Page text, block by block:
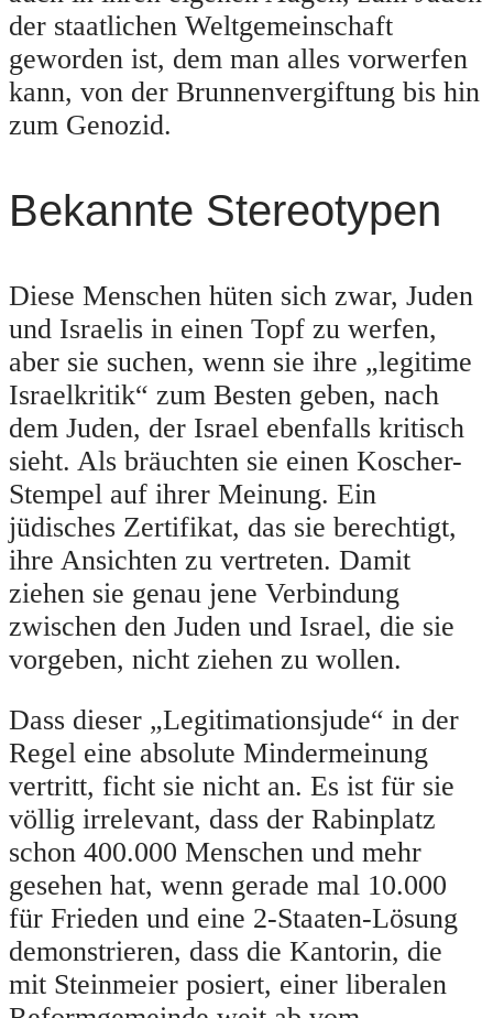
der staatlichen Weltgemeinschaft
geworden ist, dem man alles vorwerfen
kann, von der Brunnenvergiftung bis hin
zum Genozid.
Bekannte Stereotypen
Diese Menschen hüten sich zwar, Juden
und Israelis in einen Topf zu werfen,
aber sie suchen, wenn sie ihre „legitime
Israelkritik“ zum Besten geben, nach
dem Juden, der Israel ebenfalls kritisch
sieht. Als bräuchten sie einen Koscher-
Stempel auf ihrer Meinung. Ein
jüdisches Zertifikat, das sie berechtigt,
ihre Ansichten zu vertreten. Damit
ziehen sie genau jene Verbindung
zwischen den Juden und Israel, die sie
vorgeben, nicht ziehen zu wollen.
Dass dieser „Legitimationsjude“ in der
Regel eine absolute Mindermeinung
vertritt, ficht sie nicht an. Es ist für sie
völlig irrelevant, dass der Rabinplatz
schon 400.000 Menschen und mehr
gesehen hat, wenn gerade mal 10.000
für Frieden und eine 2-Staaten-Lösung
demonstrieren, dass die Kantorin, die
mit Steinmeier posiert, einer liberalen